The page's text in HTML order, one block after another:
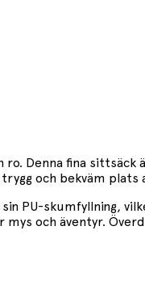
Denna fina
och bekväm plats
PU-skumfyllning,
och äventyr.